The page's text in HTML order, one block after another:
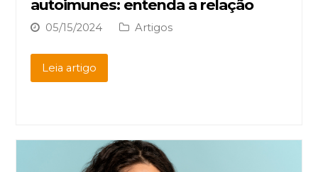
autoimunes: entenda a relação
05/15/2024 Artigos
Leia artigo